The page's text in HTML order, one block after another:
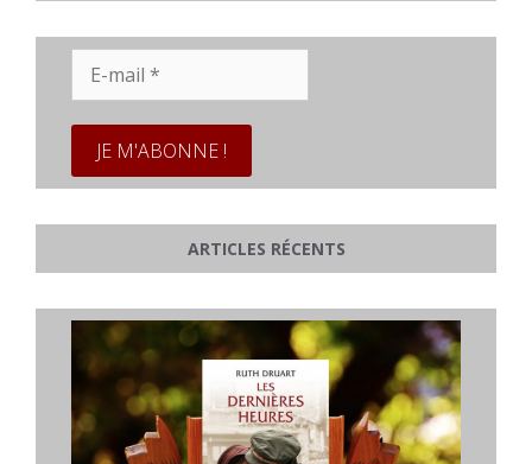
mail
ARTICLES RÉCENTS